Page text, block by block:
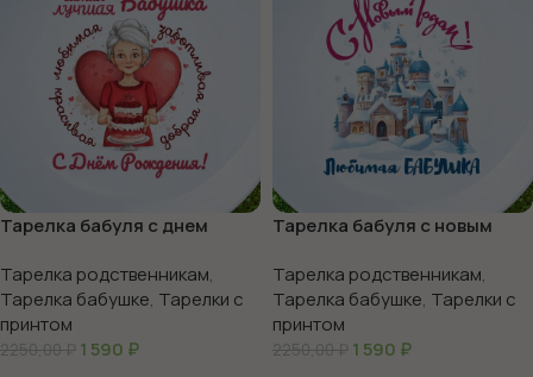
Тарелка бабуля с днем
Тарелка родственникам,
Тарелка бабушке, Тарелки с
принтом
2250,00₽ 1 590 ₽
Тарелка бабуля с новым
Тарелка родственникам,
Тарелка бабушке, Тарелки с
принтом
2250,00₽ 1 590 ₽